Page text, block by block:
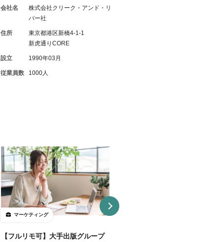
会社名
株式会社クリーク・アンド・リ
バー社
住所
東京都港区新橋4-1-1
新虎通りCORE
設立 1990年03月
従業員数 1000人
マーケティング
【フルリモ可】大手出版グループ